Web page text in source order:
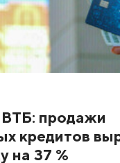
ВТБ: продажи
кредитов
на 37 %